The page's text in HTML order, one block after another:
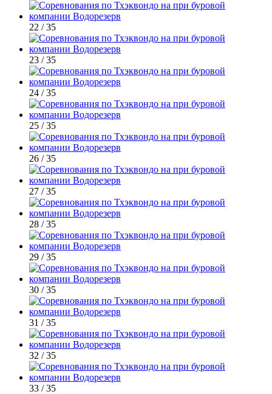
22 / 35
23 / 35
24 / 35
25 / 35
26 / 35
27 / 35
28 / 35
29 / 35
30 / 35
31 / 35
32 / 35
33 / 35